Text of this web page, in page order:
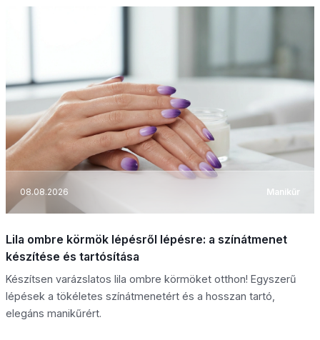
08.08.2026 Manikűr
Lila ombre körmök lépésről lépésre: a színátmenet
készítése és tartósítása
Készítsen varázslatos lila ombre körmöket otthon! Egyszerű
lépések a tökéletes színátmenetért és a hosszan tartó,
elegáns manikűrért.